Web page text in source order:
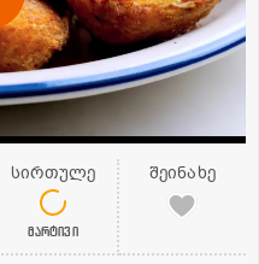
სირთულე
მარტივი
შეინახე